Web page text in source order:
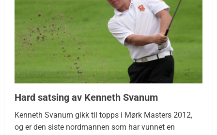
Hard satsing av Kenneth Svanum
Kenneth Svanum gikk til topps i Mørk Masters 2012,
og er den siste nordmannen som har vunnet en